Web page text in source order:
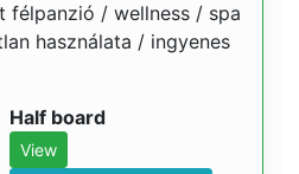
/ wellness / spa
használata / ingyenes
Half board
View